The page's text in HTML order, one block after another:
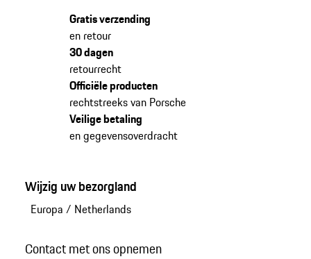
Gratis verzending
en retour
30 dagen
retourrecht
Officiële producten
rechtstreeks van Porsche
Veilige betaling
en gegevensoverdracht
Wijzig uw bezorgland
Europa / Netherlands
Contact met ons opnemen